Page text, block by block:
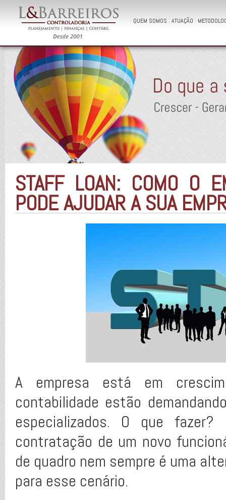
QUEM SOMOS ATUAÇÃO
STAFF LOAN: COMO O
PODE AJUDAR A SUA
A empresa está em
contabilidade estão
especializados. O que
contratação de um novo
de quadro nem sempre é uma
para esse cenário.